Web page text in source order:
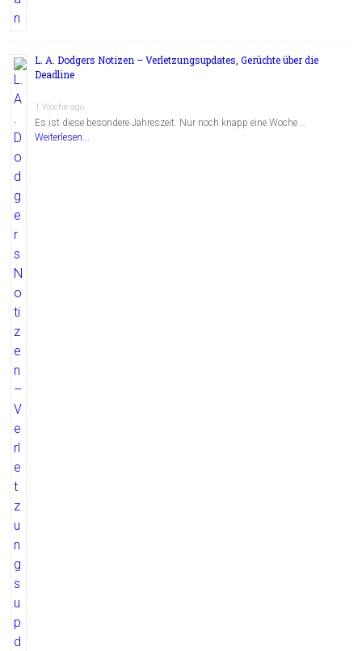
L. A. Dodgers Notizen – Verletzungsupdates, Gerüchte über die
Deadline
1 Woche ago
Es ist diese besondere Jahreszeit. Nur noch knapp eine Woche …
Weiterlesen...